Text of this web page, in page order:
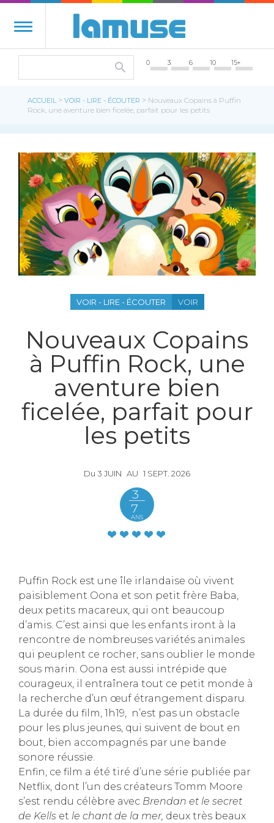
0 3 6 10 15+
ACCUEIL > VOIR - LIRE - ÉCOUTER > Nouveaux Copains à Puffin
Rock, une aventure bien ficelée, parfait pour les petits
VOIR - LIRE - ÉCOUTER VOIR
Nouveaux Copains
à Puffin Rock, une
aventure bien
ficelée, parfait pour
les petits
Du 3 JUIN AU 1 SEPT. 2026
3
7
ANS
Puffin Rock est une île irlandaise où vivent
paisiblement Oona et son petit frère Baba,
deux petits macareux, qui ont beaucoup
d’amis. C’est ainsi que les enfants iront à la
rencontre de nombreuses variétés animales
qui peuplent ce rocher, sans oublier le monde
sous marin. Oona est aussi intrépide que
courageux, il entraînera tout ce petit monde à
la recherche d’un œuf étrangement disparu.
La durée du film, 1h19, n’est pas un obstacle
pour les plus jeunes, qui suivent de bout en
bout, bien accompagnés par une bande
sonore réussie.
Enfin, ce film a été tiré d’une série publiée par
Netflix, dont l’un des créateurs Tomm Moore
s’est rendu célèbre avec Brendan et le secret
de Kells et le chant de la mer, deux très beaux